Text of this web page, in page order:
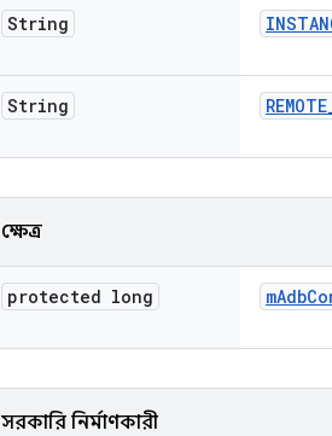
String
String REMOTE
ক্ষেত্র
protected long mAdb
সরকারি নির্মাণকারী